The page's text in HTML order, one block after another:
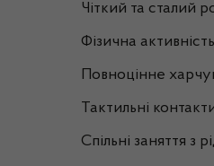
Чіткий та сталий
Фізична активність
Повноцінне
Тактильні
Спільні заняття з